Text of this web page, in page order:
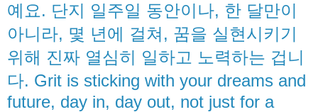
예요. 단지 일주일 동안이나, 한 달만이
아니라, 몇 년에 걸쳐, 꿈을 실현시키기
위해 진짜 열심히 일하고 노력하는 겁니
다. Grit is sticking with your dreams and
future, day in, day out, not just for a